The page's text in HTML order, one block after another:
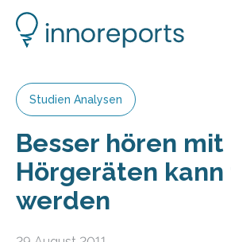
Studien Analysen
Besser hören mit
Hörgeräten
werden